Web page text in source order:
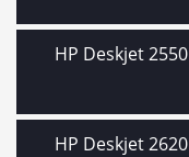
HP Deskjet 2550
HP Deskjet 2620